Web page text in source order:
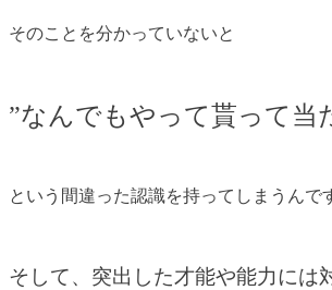
そのことを分かっていないと
”なんでもやって貰って当
という間違った認識を持ってしまうんで
そして、突出した才能や能力には